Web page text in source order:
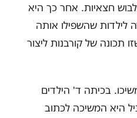
חצאיות. אחר כך היא
לילדות שהשפילו אותה
תכונה של קורבנות ליצור
בכיתה ד' הילדים
היא המשיכה לכתוב